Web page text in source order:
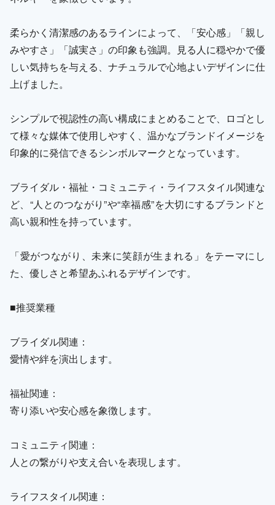
柔らかく清潔感のあるラインによって、「安心感」「親し
みやすさ」「誠実さ」の印象も強調。見る人に穏やかで優
しい気持ちを与える、ナチュラルで心地よいデザインに仕
上げました。
シンプルで視認性の高い構成にまとめることで、ロゴとし
て様々な媒体で使用しやすく、温かなブランドイメージを
印象的に発信できるシンボルマークとなっています。
ブライダル・福祉・コミュニティ・ライフスタイル関連な
ど、“人とのつながり”や“幸福感”を大切にするブランドと
高い親和性を持っています。
「愛がつながり、未来に笑顔が生まれる」をテーマにし
た、優しさと希望あふれるデザインです。
■推奨業種
ブライダル関連：
愛情や絆を演出します。
福祉関連：
寄り添いや安心感を象徴します。
コミュニティ関連：
人との繋がりや支え合いを表現します。
ライフスタイル関連：